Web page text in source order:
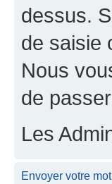
dessus.
de saisie
Nous
de
Les
Envoyer votre